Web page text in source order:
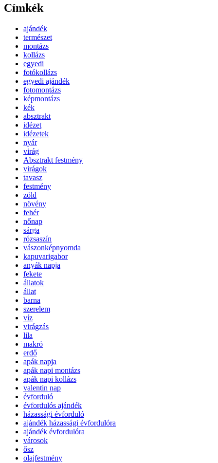
Címkék
ajándék
természet
montázs
kollázs
egyedi
fotókollázs
egyedi ajándék
fotomontázs
képmontázs
kék
absztrakt
idézet
idézetek
nyár
virág
Absztrakt festmény
virágok
tavasz
festmény
zöld
növény
fehér
nőnap
sárga
rózsaszín
vászonképnyomda
kapuvarigabor
anyák napja
fekete
állatok
állat
barna
szerelem
víz
virágzás
lila
makró
erdő
apák napja
apák napi montázs
apák napi kollázs
valentin nap
évforduló
évfordulós ajándék
házassági évforduló
ajándék házassági évfordulóra
ajándék évfordulóra
városok
ősz
olajfestmény